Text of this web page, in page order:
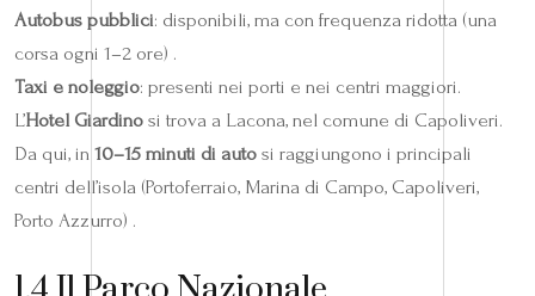
Autobus pubblici: disponibili, ma con frequenza ridotta (una
corsa ogni 1–2 ore) .
Taxi e noleggio: presenti nei porti e nei centri maggiori.
L’Hotel Giardino si trova a Lacona, nel comune di Capoliveri.
Da qui, in 10–15 minuti di auto si raggiungono i principali
centri dell’isola (Portoferraio, Marina di Campo, Capoliveri,
Porto Azzurro) .